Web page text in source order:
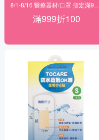
滿999折100